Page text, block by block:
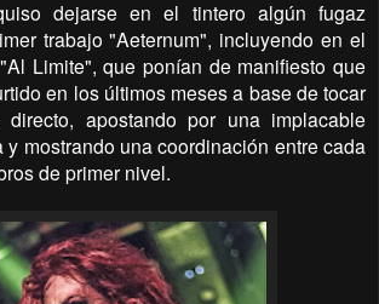
dejarse en el tintero algún fugaz
trabajo "Aeternum", incluyendo en el
Limite", que ponían de manifiesto que
en los últimos meses a base de tocar
directo, apostando por una implacable
y mostrando una coordinación entre cada
de primer nivel.